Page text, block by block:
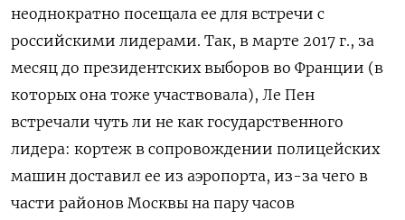
неоднократно посещала ее для встречи с
российскими лидерами. Так, в марте 2017 г., за
месяц до президентских выборов во Франции (в
которых она тоже участвовала), Ле Пен
встречали чуть ли не как государственного
лидера: кортеж в сопровождении полицейских
машин доставил ее из аэропорта, из-за чего в
части районов Москвы на пару часов